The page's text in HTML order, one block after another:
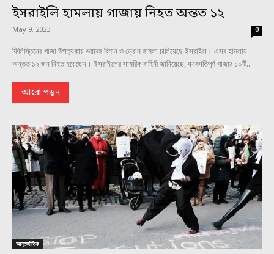
ইসরাইলি হামলায় গাজায় নিহত অন্তত ১২
May 9, 2023 0
ফিলিস্তিনের গাজা উপত্যকায় ভয়াবহ বিমান ও ড্রোন হামলা চালিয়েছে ইসরাইল। এসব হামলায়
অন্তত ১২ জন নিহত হয়েছেন। ইসরাইলের সামরিক বাহিনী জানিয়েছে, ঘনবসতিপূর্ণ গাজার ১০টি...
আরো পড়ুন
আন্তর্জাতিক